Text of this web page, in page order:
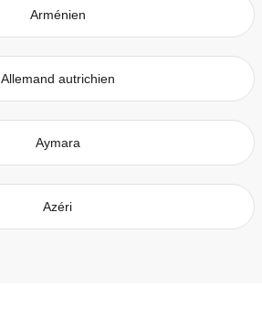
Arménien
Allemand autrichien
Aymara
Azéri